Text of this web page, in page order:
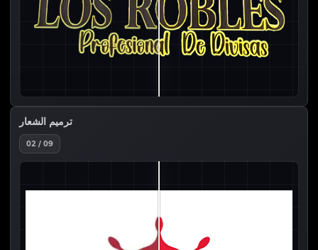
ترميم الشعار
02 / 09